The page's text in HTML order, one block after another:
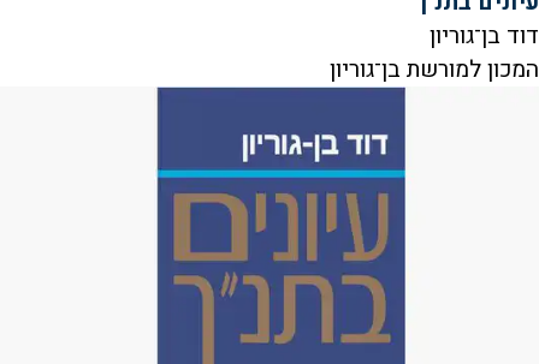
דוד בן־גוריון
המכון למורשת בן־גוריון